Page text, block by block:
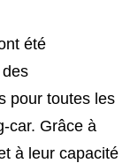
été
pour toutes les
car. Grâce à
à leur capacité